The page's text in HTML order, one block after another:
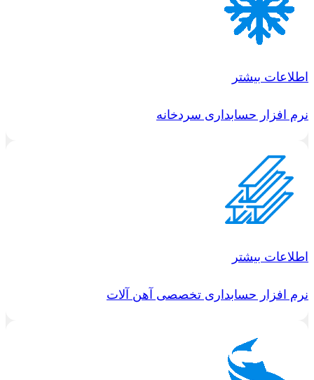
اطلاعات بیشتر
نرم افزار حسابداری سردخانه
اطلاعات بیشتر
نرم افزار حسابداری تخصصی آهن آلات